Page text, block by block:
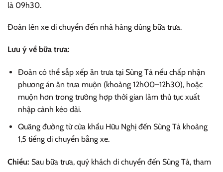
là 09h30.
Đoàn lên xe di chuyển đến nhà hàng dùng bữa trưa.
Lưu ý về bữa trưa:
Đoàn có thể sắp xếp ăn trưa tại Sùng Tả nếu chấp nhận
phương án ăn trưa muộn (khoảng 12h00–12h30), hoặc
muộn hơn trong trường hợp thời gian làm thủ tục xuất
nhập cảnh kéo dài.
Quãng đường từ cửa khẩu Hữu Nghị đến Sùng Tả khoảng
1,5 tiếng di chuyển bằng xe.
Chiều: Sau bữa trưa, quý khách di chuyển đến Sùng Tả, tham